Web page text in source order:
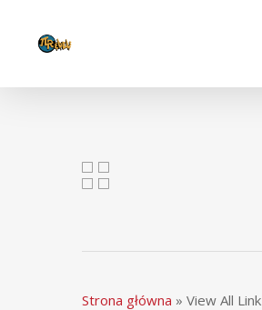
Strona główna » View All Link